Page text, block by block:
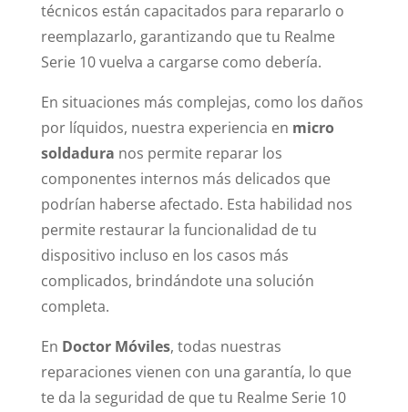
técnicos están capacitados para repararlo o
reemplazarlo, garantizando que tu Realme
Serie 10 vuelva a cargarse como debería.
En situaciones más complejas, como los daños
por líquidos, nuestra experiencia en micro
soldadura nos permite reparar los
componentes internos más delicados que
podrían haberse afectado. Esta habilidad nos
permite restaurar la funcionalidad de tu
dispositivo incluso en los casos más
complicados, brindándote una solución
completa.
En Doctor Móviles, todas nuestras
reparaciones vienen con una garantía, lo que
te da la seguridad de que tu Realme Serie 10